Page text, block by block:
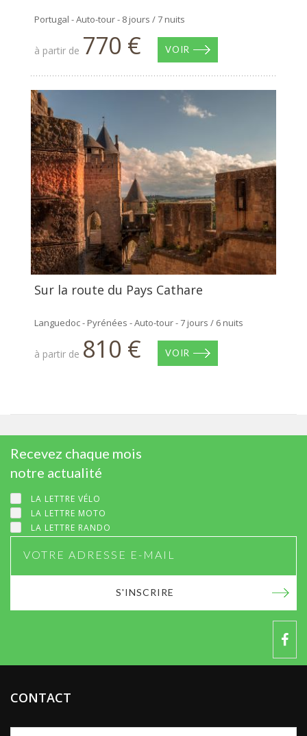
Portugal - Auto-tour - 8 jours / 7 nuits
à partir de 770 € VOIR
Sur la route du Pays Cathare
Languedoc - Pyrénées - Auto-tour - 7 jours / 6 nuits
à partir de 810 € VOIR
Recevez chaque mois
notre actualité
LA LETTRE VÉLO
LA LETTRE MOTO
LA LETTRE RANDO
S'INSCRIRE
CONTACT